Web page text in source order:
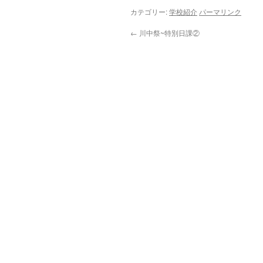
カテゴリー:学校紹介 パーマリンク
← 川中祭~特別日課②